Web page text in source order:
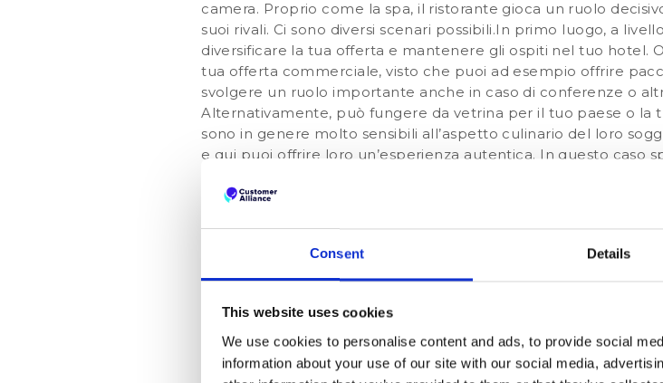
Consent Details
This website uses cookies
We use cookies to personalise content and ads, to provide social
information about your use of our site with our social media,
camera. Proprio come la spa, il ristorante gioca un ruolo
suoi rivali. Ci sono diversi scenari possibili.In primo luogo, a
diversificare la tua offerta e mantenere gli ospiti nel tuo hotel.
tua offerta commerciale, visto che puoi ad esempio offrire
svolgere un ruolo importante anche in caso di conferenze o
Alternativamente, può fungere da vetrina per il tuo paese o la
sono in genere molto sensibili all’aspetto culinario del loro
e qui puoi offrire loro un’esperienza autentica. In questo caso
Business separato, o una pagina di TripAdvisor. Naturalmente,
marchio. Anche il servizio in camera è una fonte non
di pasti (che non devono per forza essere complessi), puoi
pre-stay, o in una email inviata durante il soggiorno.
Per concludere…